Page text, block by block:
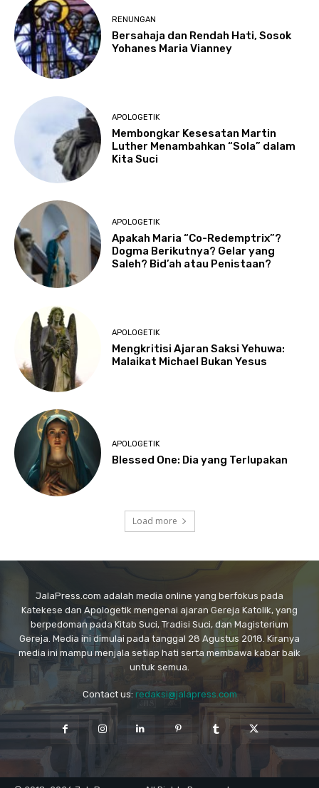
RENUNGAN
Bersahaja dan Rendah Hati, Sosok
Yohanes Maria Vianney
APOLOGETIK
Membongkar Kesesatan Martin
Luther Menambahkan “Sola” dalam
Kita Suci
APOLOGETIK
Apakah Maria “Co-Redemptrix”?
Dogma Berikutnya? Gelar yang
Saleh? Bid’ah atau Penistaan?
APOLOGETIK
Mengkritisi Ajaran Saksi Yehuwa:
Malaikat Michael Bukan Yesus
APOLOGETIK
Blessed One: Dia yang Terlupakan
Load more
JalaPress.com adalah media online yang berfokus pada
Katekese dan Apologetik mengenai ajaran Gereja Katolik, yang
berpedoman pada Kitab Suci, Tradisi Suci, dan Magisterium
Gereja. Media ini dimulai pada tanggal 28 Agustus 2018. Kiranya
media ini mampu menjala setiap hati serta membawa kabar baik
untuk semua.
Contact us: redaksi@jalapress.com